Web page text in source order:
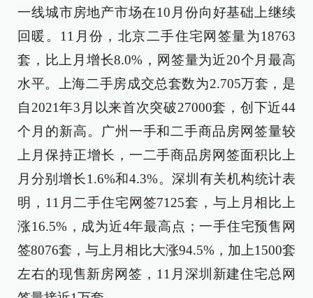
一线城市房地产市场在10月份向好基础上继续
回暖。11月份，北京二手住宅网签量为18763
套，比上月增长8.0%，网签量为近20个月最高
水平。上海二手房成交总套数为2.705万套，是
自2021年3月以来首次突破27000套，创下近44
个月的新高。广州一手和二手商品房网签量较
上月保持正增长，一二手商品房网签面积比上
月分别增长1.6%和4.3%。深圳有关机构统计表
明，11月二手住宅网签7125套，与上月相比上
涨16.5%，成为近4年最高点；一手住宅预售网
签8076套，与上月相比大涨94.5%，加上1500套
左右的现售新房网签，11月深圳新建住宅总网